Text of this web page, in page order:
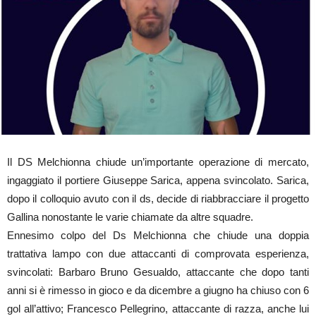
Il DS Melchionna chiude un’importante operazione di mercato,
ingaggiato il portiere Giuseppe Sarica, appena svincolato. Sarica,
dopo il colloquio avuto con il ds, decide di riabbracciare il progetto
Gallina nonostante le varie chiamate da altre squadre.
Ennesimo colpo del Ds Melchionna che chiude una doppia
trattativa lampo con due attaccanti di comprovata esperienza,
svincolati: Barbaro Bruno Gesualdo, attaccante che dopo tanti
anni si è rimesso in gioco e da dicembre a giugno ha chiuso con 6
gol all’attivo; Francesco Pellegrino, attaccante di razza, anche lui